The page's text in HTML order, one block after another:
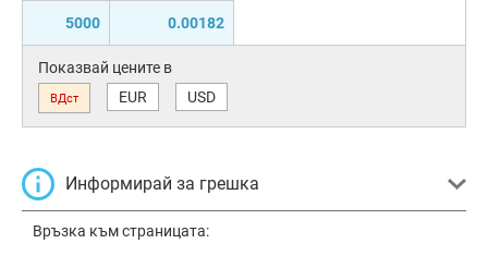
5000 0.00182
Показвай цените в
ВДст EUR USD
Информирай за грешка
Връзка към страницата: